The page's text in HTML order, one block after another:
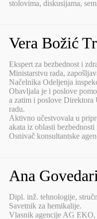
stolovima, diskusijama,
Vera Božić
Ekspert za bezbednost i
Ministarstvu rada,
Načelnika Odeljenja
Obavljala je i poslove
a zatim i poslove Direktora
radu.
Aktivno učestvovala u
akata iz oblasti
Osnivač konsultantske
Ana
Dipl. inž. tehnologije,
Savetnik za hemikalije.
Vlasnik agencije AG EKO,